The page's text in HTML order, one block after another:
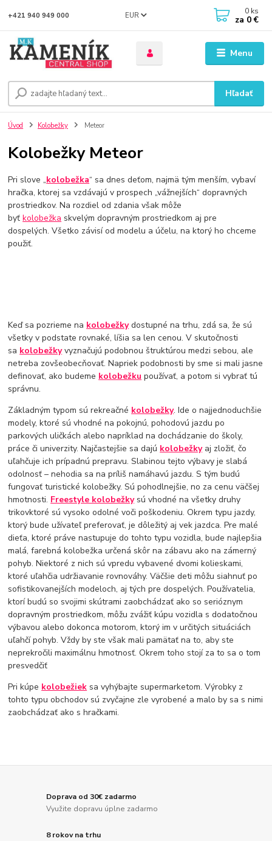
Menu
EUR
Hľadať
+421 940 949 000 0 ks
za 0 €
Úvod Kolobežky Meteor
Kolobežky Meteor
Pri slove „kolobežka“ sa dnes deťom, najmä tým menším, vybaví
hračka, ktorej sa vzdávajú v prospech „vážnejších“ dopravných
prostriedkov. Na rozdiel od zdania však môže
byťkolobežka skvelým dopravným prostriedkom aj pre
dospelých. Všetko závisí od modelu a účelu, na ktorý ho chceme
použiť.
Keď sa pozrieme na kolobežkydostupné na trhu, zdá sa, že sú
všetky v podstate rovnaké, líšia sa len cenou. V skutočnosti
sa kolobežkyvyznačujú podobnou štruktúrou medzi sebou, ale
netreba zovšeobecňovať. Napriek podobnosti by sme si mali jasne
definovať, ako budeme kolobežku používať, a potom si vybrať tú
správnu.
Základným typom sú rekreačné kolobežky. Ide o najjednoduchšie
modely, ktoré sú vhodné na pokojnú, pohodovú jazdu po
parkových uličkách alebo napríklad na dochádzanie do školy,
práce či univerzity. Najčastejšie sa dajú kolobežkyaj zložiť, čo
uľahčuje ich prípadnú prepravu. Slabinou tejto výbavy je slabá
odolnosť – nehodia sa na príliš namáhavú jazdu. S tým budú
fungovať turistické kolobežky. Sú pohodlnejšie, no za cenu väčšej
hmotnosti. Freestyle kolobežkysú vhodné na všetky druhy
trikovktoré sú vysoko odolné voči poškodeniu. Okrem typu jazdy,
ktorý bude užívateľ preferovať, je dôležitý aj vek jazdca. Pre malé
dieťa, ktoré práve nastupuje do tohto typu vozidla, bude najlepšia
malá, farebná kolobežka určená skôr na zábavu ako na zámerný
pohyb. Niektoré z nich sú vpredu vybavené dvomi kolieskami,
ktoré uľahčia udržiavanie rovnováhy. Väčšie deti môžu siahnuť po
sofistikovanejších modeloch, aj tých pre dospelých. Používatelia,
ktorí budú so svojimi skútrami zaobchádzať ako so serióznym
dopravným prostriedkom, môžu zvážiť kúpu vozidla s dodatočnou
výbavou alebo dokonca motorom, ktorý im v určitých situáciách
uľahčí pohyb. Vždy by ste však mali pamätať na to, aby ste
neprekročili maximálnu hmotnosť. Okrem toho stojí za to sa o tom
presvedčiť
Pri kúpe kolobežiek sa vyhýbajte supermarketom. Výrobky z
tohto typu obchodov sú zvyčajne zle vyrobené a malo by sa s nimi
zaobchádzať ako s hračkami.
Doprava od 30€ zadarmo
Využite dopravu úplne zadarmo
8 rokov na trhu